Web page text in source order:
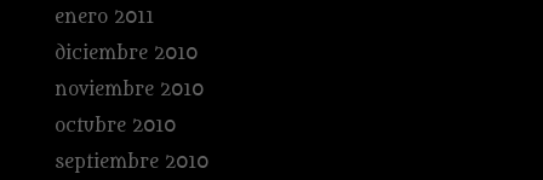
enero 2011
diciembre 2010
noviembre 2010
octubre 2010
septiembre 2010